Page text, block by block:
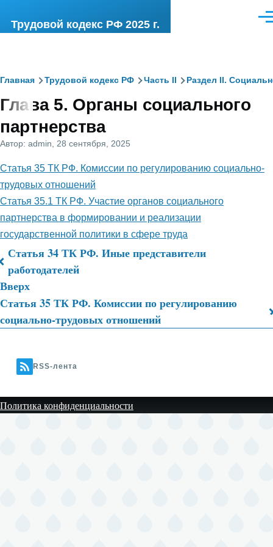
Трудовой кодекс РФ 2025 г.
Строка
навигации
Главная Трудовой кодекс РФ Часть II Раздел II.
Глава 5. Органы социального
партнерства
Автор: admin , 28 сентября, 2025
Статья 35 ТК РФ. Комиссии по регулированию социально-
трудовых отношений
Статья 35.1 ТК РФ. Участие органов социального
партнерства в формировании и реализации
государственной политики в сфере труда
Перекрёстные
ссылки
книги
для
500
Статья 34 ТК РФ. Иные представители
работодателей
Вверх
Статья 35 ТК РФ. Комиссии по регулированию
социально-трудовых отношений
RSS-лента
Политика конфиденциальности